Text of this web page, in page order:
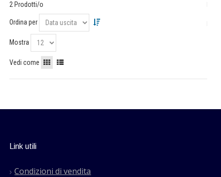
2 Prodotti/o
Ordina per
Mostra
Vedi come
Link utili
Condizioni di vendita